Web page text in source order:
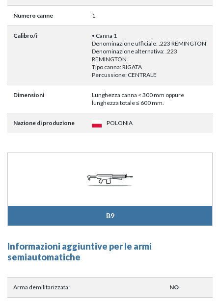
Numero canne 1
Calibro/i
• Canna 1
Denominazione ufficiale: .223 REMINGTON
Denominazione alternativa: .223
REMINGTON
Tipo canna: RIGATA
Percussione: CENTRALE
Dimensioni
Lunghezza canna < 300 mm oppure
lunghezza totale ≤ 600 mm.
Nazione di produzione POLONIA
B9
Informazioni aggiuntive per le armi
semiautomatiche
Arma demilitarizzata: NO